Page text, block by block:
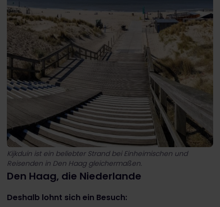
Kijkduin ist ein beliebter Strand bei Einheimischen und
Reisenden in Den Haag gleichermaßen.
Den Haag, die Niederlande
Deshalb lohnt sich ein Besuch: